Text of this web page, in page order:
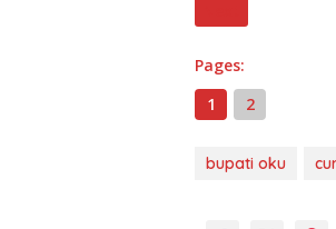
Pages:
1
2
bupati oku